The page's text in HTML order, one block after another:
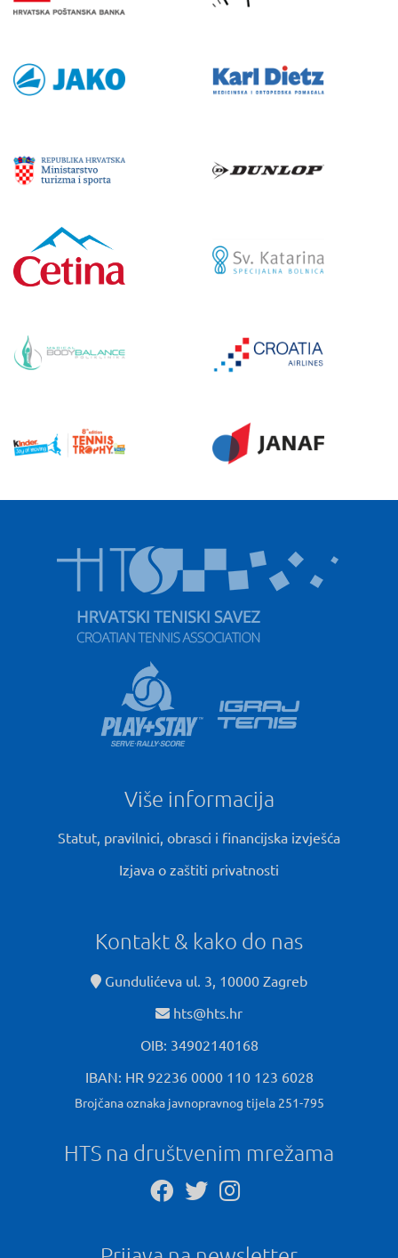
Više informacija
Statut, pravilnici, obrasci i financijska izvješća
Izjava o zaštiti privatnosti
Kontakt & kako do nas
Gundulićeva ul. 3, 10000 Zagreb
hts@hts.hr
OIB: 34902140168
IBAN: HR 92236 0000 110 123 6028
Brojčana oznaka javnopravnog tijela 251-795
HTS na društvenim mrežama